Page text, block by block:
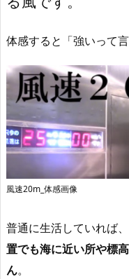
体感すると「強いって
風速20m_体感画像
普通に生活していれば
置でも海に近い所や標
ん。